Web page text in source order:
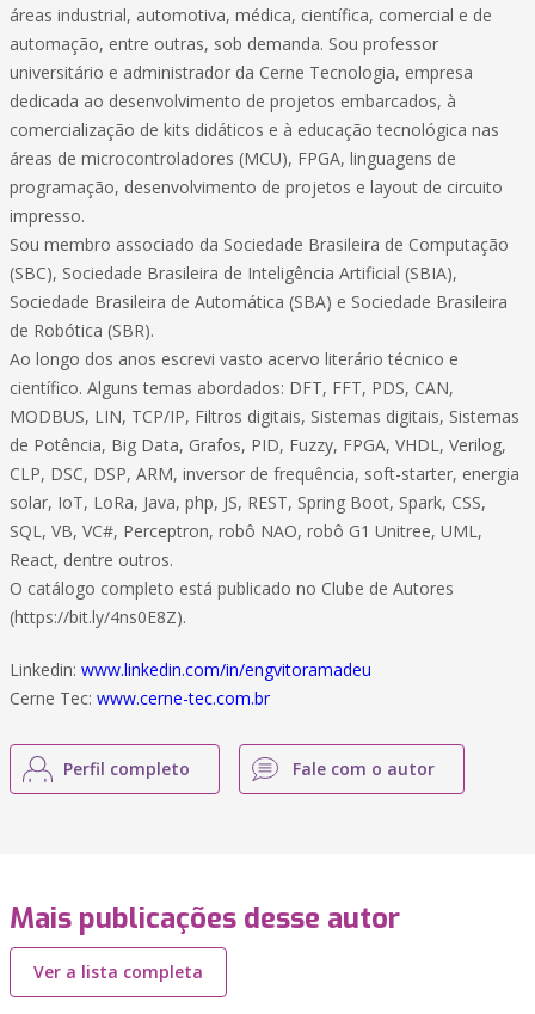
áreas industrial, automotiva, médica, científica, comercial e de
automação, entre outras, sob demanda. Sou professor
universitário e administrador da Cerne Tecnologia, empresa
dedicada ao desenvolvimento de projetos embarcados, à
comercialização de kits didáticos e à educação tecnológica nas
áreas de microcontroladores (MCU), FPGA, linguagens de
programação, desenvolvimento de projetos e layout de circuito
impresso.
Sou membro associado da Sociedade Brasileira de Computação
(SBC), Sociedade Brasileira de Inteligência Artificial (SBIA),
Sociedade Brasileira de Automática (SBA) e Sociedade Brasileira
de Robótica (SBR).
Ao longo dos anos escrevi vasto acervo literário técnico e
científico. Alguns temas abordados: DFT, FFT, PDS, CAN,
MODBUS, LIN, TCP/IP, Filtros digitais, Sistemas digitais, Sistemas
de Potência, Big Data, Grafos, PID, Fuzzy, FPGA, VHDL, Verilog,
CLP, DSC, DSP, ARM, inversor de frequência, soft-starter, energia
solar, IoT, LoRa, Java, php, JS, REST, Spring Boot, Spark, CSS,
SQL, VB, VC#, Perceptron, robô NAO, robô G1 Unitree, UML,
React, dentre outros.
O catálogo completo está publicado no Clube de Autores
(https://bit.ly/4ns0E8Z).
Linkedin: www.linkedin.com/in/engvitoramadeu
Cerne Tec: www.cerne-tec.com.br
Perfil completo Fale com o autor
Mais publicações desse autor
Ver a lista completa